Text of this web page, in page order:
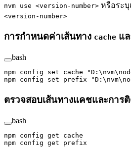
nvm use <version-number> หรือระบุ
<version-number>
การกำหนดค่าเส้นทาง cache แ
bash
npm config set cache
npm config set prefix
ตรวจสอบเส้นทางแคชและการ
bash
npm config get cache
npm config get prefix